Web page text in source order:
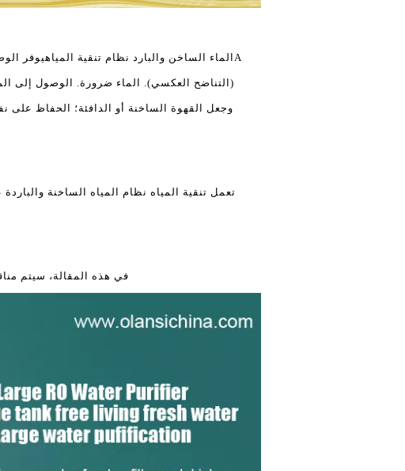
A الماء الساخن والبارد نظام تنقية المياه
(التناضح العكسي). الماء ضرورة. الوصول إلى
وجعل القهوة الساخنة أو الدافئة؛ الحفاظ
تعمل تنقية المياه نظام المياه الساخنة
في هذه المقالة، سيتم